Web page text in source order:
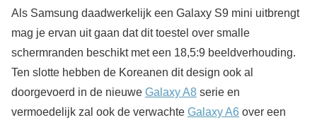
Als Samsung daadwerkelijk een Galaxy S9 mini uitbrengt
mag je ervan uit gaan dat dit toestel over smalle
schermranden beschikt met een 18,5:9 beeldverhouding.
Ten slotte hebben de Koreanen dit design ook al
doorgevoerd in de nieuwe Galaxy A8 serie en
vermoedelijk zal ook de verwachte Galaxy A6 over een